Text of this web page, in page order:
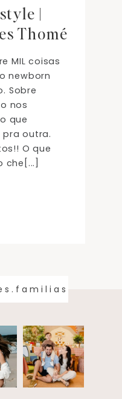
|
Thomé
MIL coisas
newborn
Sobre
nos
que
outra.
O que